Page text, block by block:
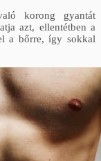
korong gyantát
azt, ellentétben a
a bőrre, így sokkal